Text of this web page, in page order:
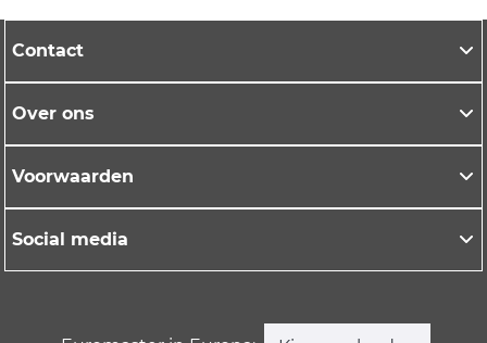
Contact
Over ons
Voorwaarden
Social media